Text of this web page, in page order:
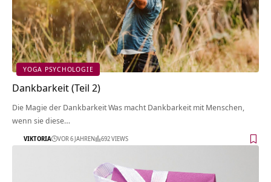
YOGA PSYCHOLOGIE
Dankbarkeit (Teil 2)
Die Magie der Dankbarkeit Was macht Dankbarkeit mit Menschen,
wenn sie diese…
VIKTORIA VOR 6 JAHREN 692 VIEWS